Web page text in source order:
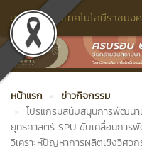
มหาวิทยาลัยเทคโนโลยีราชมง
หน้าแรก
ข่าวกิจกรรม
โปรแกรมสนับสนุนการพัฒนา
ยุทธศาสตร์ SPU ขับเคลื่อนการ
วิเคราะห์ปัญหาการผลิตเชิงวิศว